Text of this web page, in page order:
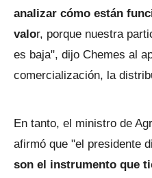
analizar cómo están
valor, porque nuestra
es baja", dijo Chemes al
comercialización, la
En tanto, el ministro de
afirmó que "el presidente
son el instrumento que